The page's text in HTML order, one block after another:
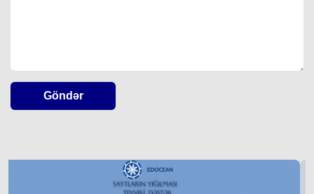
Göndər